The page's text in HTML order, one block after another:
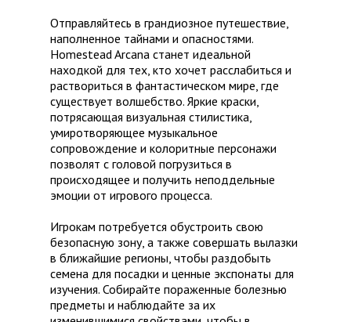
Отправляйтесь в грандиозное путешествие,
наполненное тайнами и опасностями.
Homestead Arcana станет идеальной
находкой для тех, кто хочет расслабиться и
раствориться в фантастическом мире, где
существует волшебство. Яркие краски,
потрясающая визуальная стилистика,
умиротворяющее музыкальное
сопровождение и колоритные персонажи
позволят с головой погрузиться в
происходящее и получить неподдельные
эмоции от игрового процесса.
Игрокам потребуется обустроить свою
безопасную зону, а также совершать вылазки
в ближайшие регионы, чтобы раздобыть
семена для посадки и ценные экспонаты для
изучения. Собирайте пораженные болезнью
предметы и наблюдайте за их